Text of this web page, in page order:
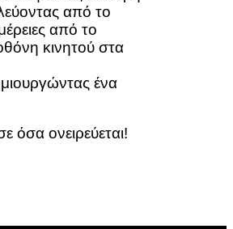
από το
από το
κινητού στα
ένα
όσα ονειρεύεται!